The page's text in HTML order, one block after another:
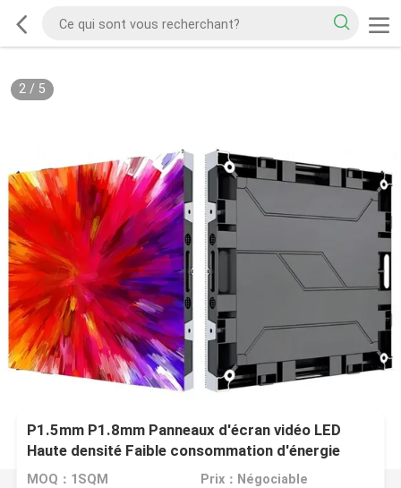
2/ 5
P1.5mm P1.8mm Panneaux d'écran vidéo LED
Haute densité Faible consommation d'énergie
MOQ：1SQM Prix：Négociable